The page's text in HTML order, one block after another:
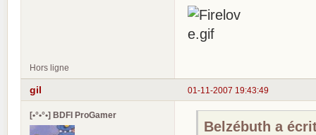
Hors ligne
01-11-2007 19:43:49
gil
[•°•°•] BDFI ProGamer
Belzébuth a